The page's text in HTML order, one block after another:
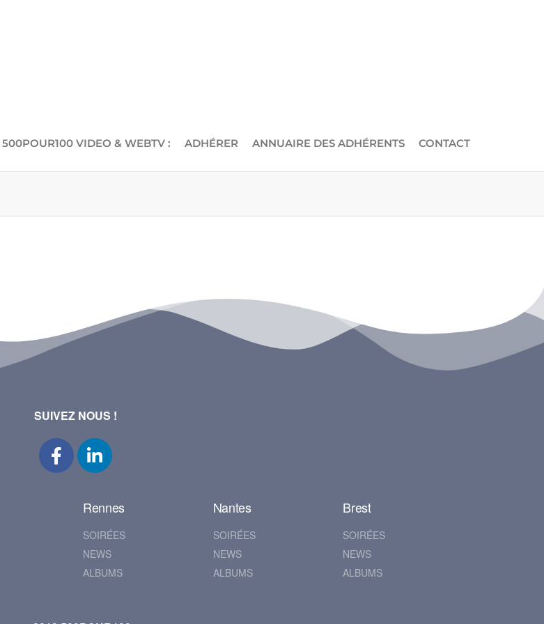
500POUR100 VIDEO & WEBTV : ADHÉRER ANNUAIRE DES ADHÉRENTS CONTACT
SUIVEZ NOUS !
Rennes
SOIRÉES
NEWS
ALBUMS
Nantes
SOIRÉES
NEWS
ALBUMS
Brest
SOIRÉES
NEWS
ALBUMS